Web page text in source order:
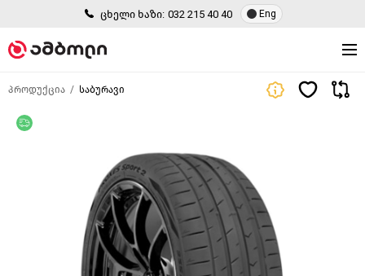
ცხელი ხაზი: 032 215 40 40 Eng
პროდუქცია საბურავი